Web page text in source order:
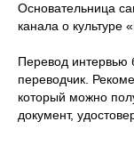
Основательница
канала о культуре
Перевод интервью
переводчик.
который можно
документ,